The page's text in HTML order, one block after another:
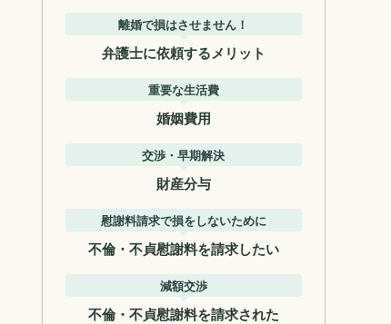
離婚で損はさせません！
弁護士に依頼するメリット
重要な生活費
婚姻費用
交渉・早期解決
財産分与
慰謝料請求で損をしないために
不倫・不貞慰謝料を請求したい
減額交渉
不倫・不貞慰謝料を請求された